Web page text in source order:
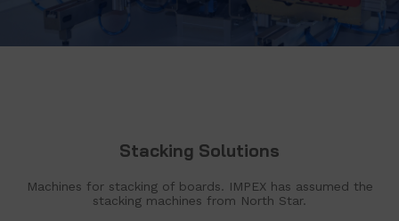
Stacking Solutions
Machines for stacking of boards. IMPEX has assumed the
stacking machines from North Star.